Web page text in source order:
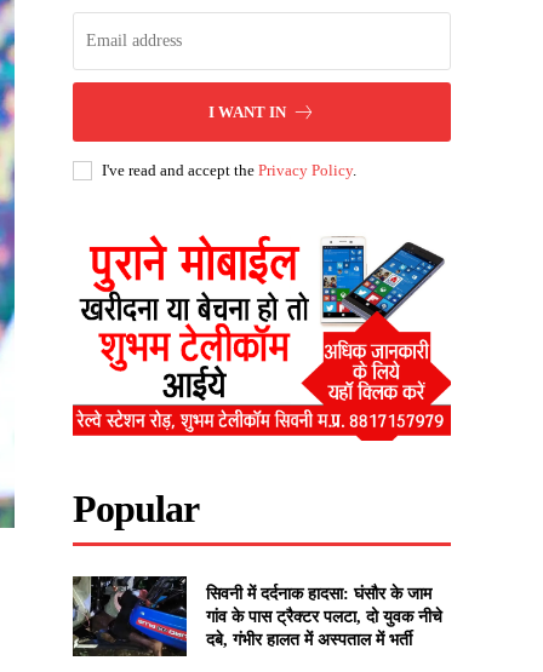
I WANT IN
I've read and accept thePrivacy Policy.
Popular
सिवनी में दर्दनाक हादसा: घंसौर के जाम
गांव के पास ट्रैक्टर पलटा, दो युवक नीचे
दबे, गंभीर हालत में अस्पताल में भर्ती